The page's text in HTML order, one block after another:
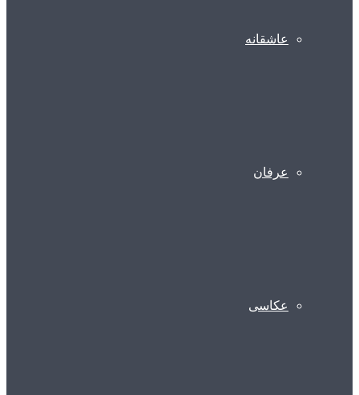
عاشقانه
عرفان
عکاسی